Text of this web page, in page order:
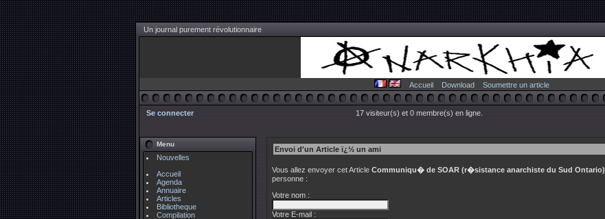
Un journal purement révolutionnaire
Accueil Download Soumettre un article
Se connecter 17 visiteur(s) et 0 membre(s) en ligne.
Menu
Nouvelles
Accueil
Agenda
Annuaire
Articles
Bibliotheque
Compilation
Envoi d'un Article ï¿½ un ami
Vous allez envoyer cet Article Communiqu� de SOAR (r�sistance anarchiste du Sud Ontario)
personne :
Votre nom :
Votre E-mail :